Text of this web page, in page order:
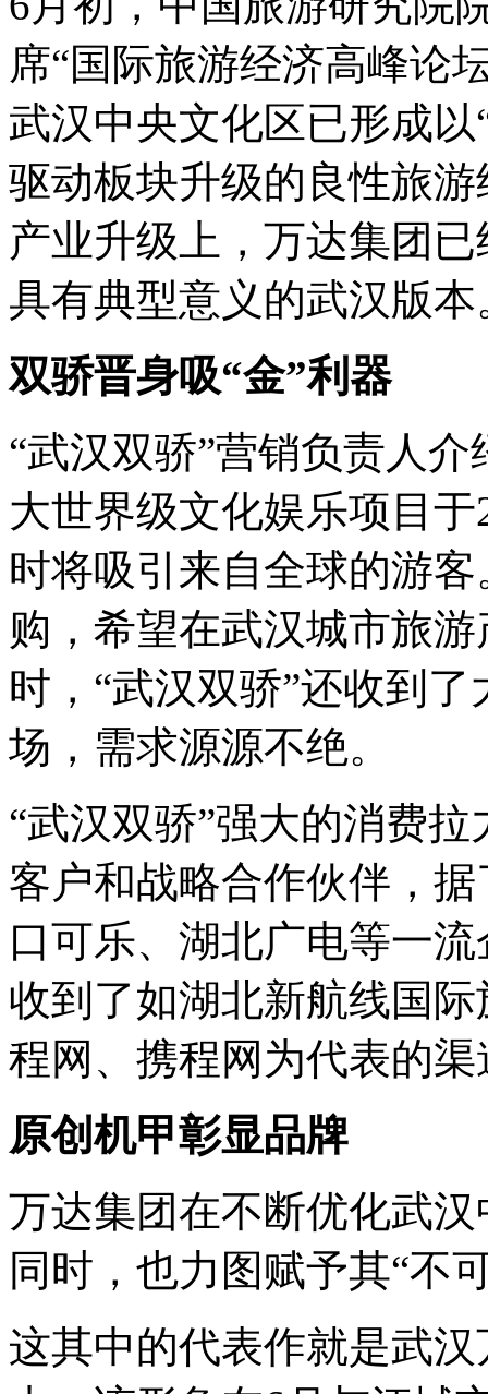
席“国际旅游经济高峰论
武汉中央文化区已形成以
驱动板块升级的良性旅
产业升级上，万达集团
具有典型意义的武汉版本
双骄晋身吸“金”利器
“武汉双骄”营销负责人介
大世界级文化娱乐项目
时将吸引来自全球的游
购，希望在武汉城市旅
时， “武汉双骄”还收到了
场，需求源源不绝。
“武汉双骄”强大的消费拉
客户和战略合作伙伴，
口可乐、湖北广电等一
收到了如湖北新航线国
程网、携程网为代表的
原创机甲彰显品牌
万达集团在不断优化武
同时，也力图赋予其“不
这其中的代表作就是武